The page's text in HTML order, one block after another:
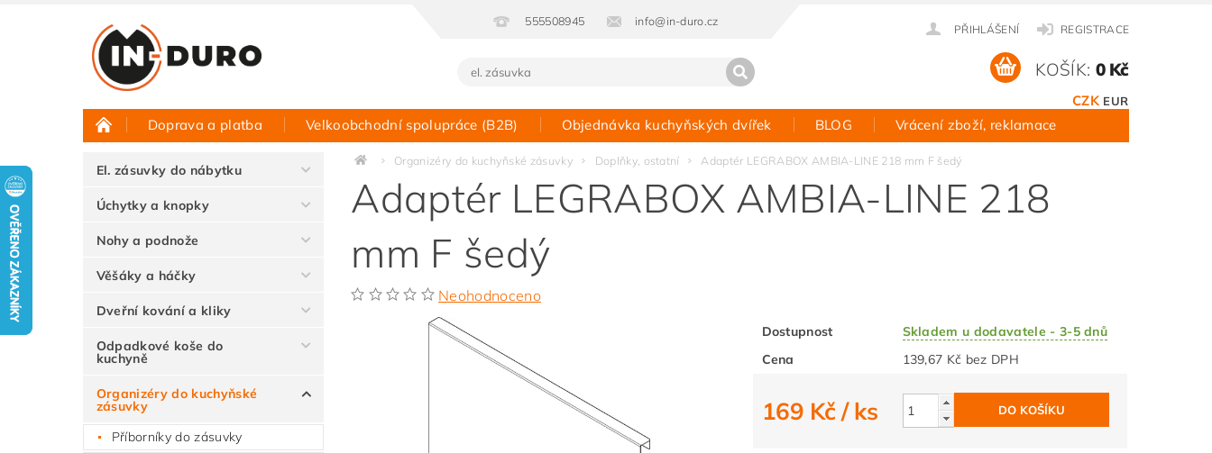
555508945 info@in-duro.cz
PŘIHLÁŠENÍ REGISTRACE
CZK EUR
KOŠÍK: 0 Kč
Doprava a platba Velkoobchodní spolupráce (B2B) Objednávka kuchyňských dvířek BLOG Vrácení zboží, reklamace
Půjčovna vzorků Hodnocení obchodu Kontakt
El. zásuvky do nábytku
Úchytky a knopky
Nohy a podnože
Věšáky a háčky
Dveřní kování a kliky
Odpadkové koše do
kuchyně
Organizéry do kuchyňské
zásuvky
Příborníky do zásuvky
Organizéry do kuchyňské zásuvky Doplňky, ostatní Adaptér LEGRABOX AMBIA-LINE 218 mm F šedý
Adaptér LEGRABOX AMBIA-LINE 218
mm F šedý
Neohodnoceno
Dostupnost
Skladem u dodavatele - 3-5 dnů
Cena
139,67 Kč bez DPH
169 Kč/ ks